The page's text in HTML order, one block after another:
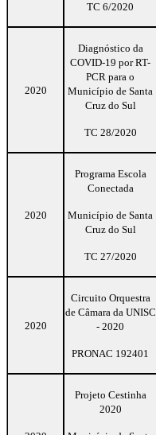
TC 6/2020
2020
Diagnóstico da
COVID-19 por RT-
PCR para o
Município de Santa
Cruz do Sul
TC 28/2020
2020
Programa Escola
Conectada
Município de Santa
Cruz do Sul
TC 27/2020
2020
Circuito Orquestra
de Câmara da UNISC
- 2020
PRONAC 192401
Projeto Cestinha
2020